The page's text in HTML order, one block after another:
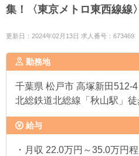
集！〈東京メトロ東西線線〉
更新日：2024年02月13日 求人番号：673469
勤務地
千葉県 松戸市 高塚新田512-4
北総鉄道北総線「秋山駅」
給与
・月収 22.0万円～35.0万円